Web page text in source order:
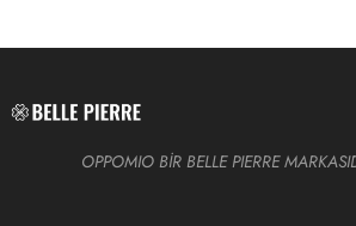
OPPOMIO BİR BELLE PIERRE